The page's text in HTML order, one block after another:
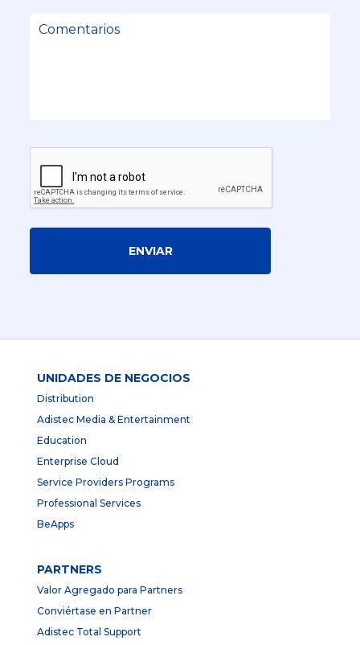
ENVIAR
UNIDADES DE NEGOCIOS
Distribution
Adistec Media & Entertainment
Education
Enterprise Cloud
Service Providers Programs
Professional Services
BeApps
PARTNERS
Valor Agregado para Partners
Conviértase en Partner
Adistec Total Support